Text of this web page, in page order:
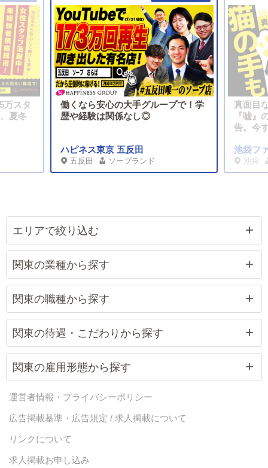
万スタ
夏冬
働くなら安心の大手グループで！学
歴や経験は関係なし◎
ハピネス東京 五反田
五反田 ソープランド
真面目
『嘘』
告。今
池袋フ
池袋
エリアで絞り込む
関東の業種から探す
関東の職種から探す
関東の待遇・こだわりから探す
関東の雇用形態から探す
運営者情報・プライバシーポリシー
広告掲載基準・広告規定 / 求人掲載について
リンクについて
求人掲載お申し込み